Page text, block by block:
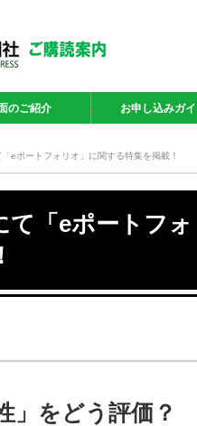
のご紹介 お申し込みガ
eポートフォリオ」に関する特集を掲載！
て「eポートフ
」をどう評価？